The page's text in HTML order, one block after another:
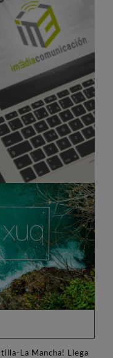
La Mancha! Llega